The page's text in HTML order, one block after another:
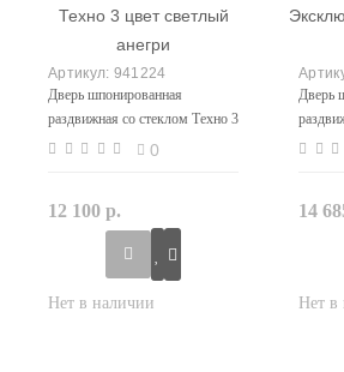
941224
Дверь шпонированная
раздвижная со стеклом Техно 3
цвет светлый анегри
0
12 100 р.
Дверь
14